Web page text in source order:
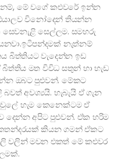
මේ වගේ කළුවරේ ඉන්න
විනෝදෙන් තියන්න
සෙල්ලම. සමහරු
නැත්නම්
බිත්තියට වැදෙන්න ඉඩ
මත විවිධ සතුන් හා හැඩ
ඔබට පුළුවන්. මේකට
අවශ්‍යයි. හැබැයි ඒ ගැන
හැම කෙනෙක්ටම ඒ
දෙන්න අපිට පුළුවන්. ඒක හරිම
කියන ගමන් ඒකට
වලින් මවන එකත් මේ කළුවර